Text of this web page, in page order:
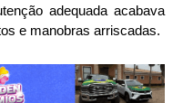
adequada acabava
e manobras arriscadas.